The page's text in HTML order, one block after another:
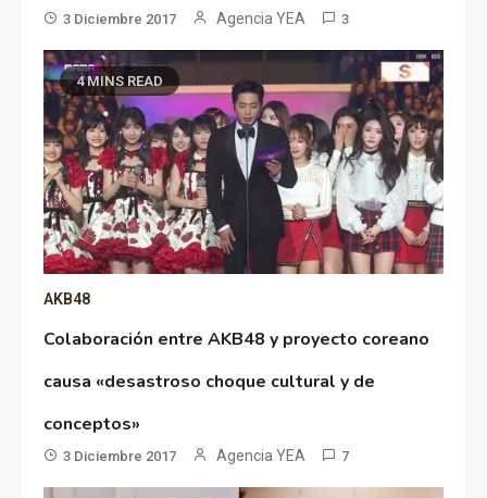
3 Diciembre 2017 Agencia YEA 3
4 MINS READ
AKB48
Colaboración entre AKB48 y proyecto coreano
causa «desastroso choque cultural y de
conceptos»
3 Diciembre 2017 Agencia YEA 7